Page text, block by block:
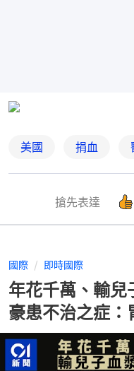
美國 捐血
搶先表達
國際 即時國際
年花千萬、輸
豪患不治之症：